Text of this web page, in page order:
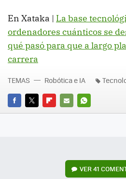
En Xataka | La base
ordenadores cuánticos se
qué pasó para que a largo
carrera
FACEBOOK
TWITTERFLIPBOARD
E-
WHATSAPP
TEMAS Robótica e IA
VER41